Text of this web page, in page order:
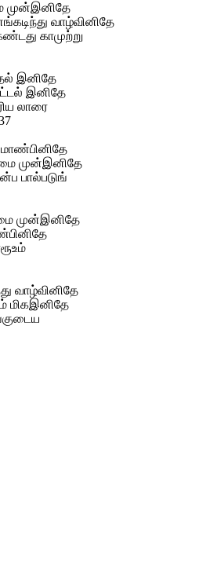
முன்இனிதே
வாழ்வினிதே
காமுற்று
இனிதே
இனிதே
லாரை
முன்இனிதே
பால்படுங்
முன்இனிதே
வாழ்வினிதே
மிகஇனிதே